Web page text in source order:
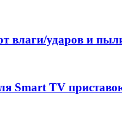
влаги/ударов и
Smart TV